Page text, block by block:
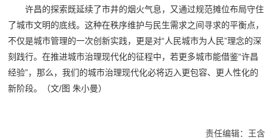
许昌的探索既延续了市井的烟火气息，又通过规范摊位布局守住
了城市文明的底线。这种在秩序维护与民生需求之间寻求的平衡点，
不仅是城市管理的一次创新实践，更是对“人民城市为人民”理念的深
刻践行。在推进城市治理现代化的征程中，若更多城市能借鉴“许昌
经验”，那么，我们的城市治理现代化必将迈入更包容、更人性化的
新阶段。（文/图 朱小曼）
责任编辑：王含